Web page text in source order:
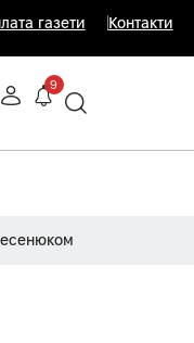
газети Контакти
9